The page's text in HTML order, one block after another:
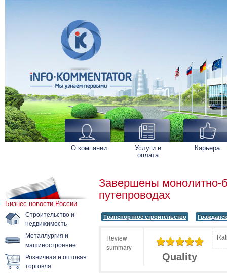
О компании Услуги и
оплата
Карьера
Бизнес-новости России
Строительство и
недвижимость
Металлургия и
машиностроение
Розничная и оптовая
торговля
Завершены монолитно-
путепроводах
Транспортное строительство
Quality
Review
summary